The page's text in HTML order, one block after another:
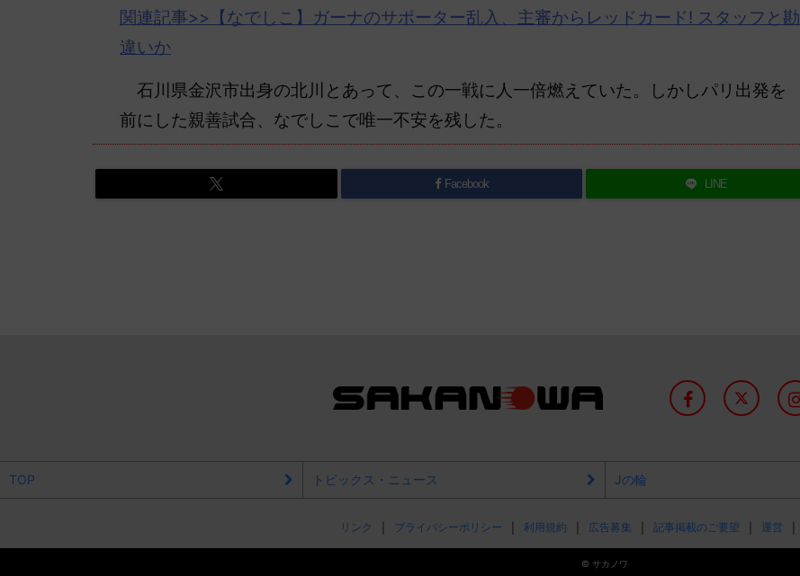
関連記事>>【なでしこ】ガーナのサポーター乱入、主審から レッドカード! スタッフと勘
違いか
石川県金沢市出身の北川とあって、この一戦に人一倍燃えていた。しかしパリ出発を
前にした親善試合、なでしこで唯一不安を残した。
Facebook LINE
TOP トピックス・ニュース Jの輪
リンク プライバシーポリシー 利用規約 広告募集 記事掲載のご要望 運営
© サカノワ